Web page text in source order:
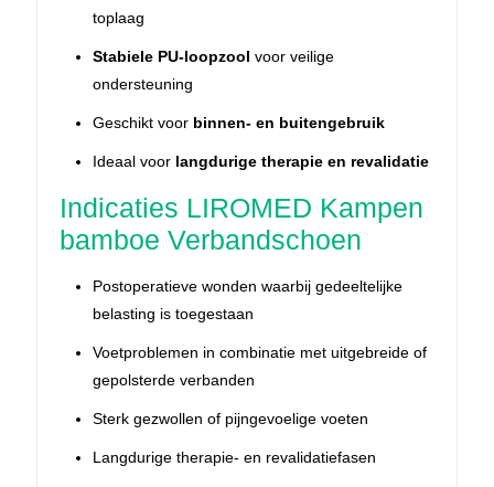
toplaag
Stabiele PU-loopzool voor veilige
ondersteuning
Geschikt voor binnen- en buitengebruik
Ideaal voor langdurige therapie en revalidatie
Indicaties LIROMED Kampen
bamboe Verbandschoen
Postoperatieve wonden waarbij gedeeltelijke
belasting is toegestaan
Voetproblemen in combinatie met uitgebreide of
gepolsterde verbanden
Sterk gezwollen of pijngevoelige voeten
Langdurige therapie- en revalidatiefasen